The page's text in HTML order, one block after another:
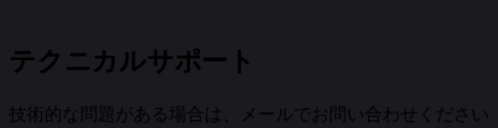
テクニカルサポート
技術的な問題がある場合は、メールでお問い合わせください